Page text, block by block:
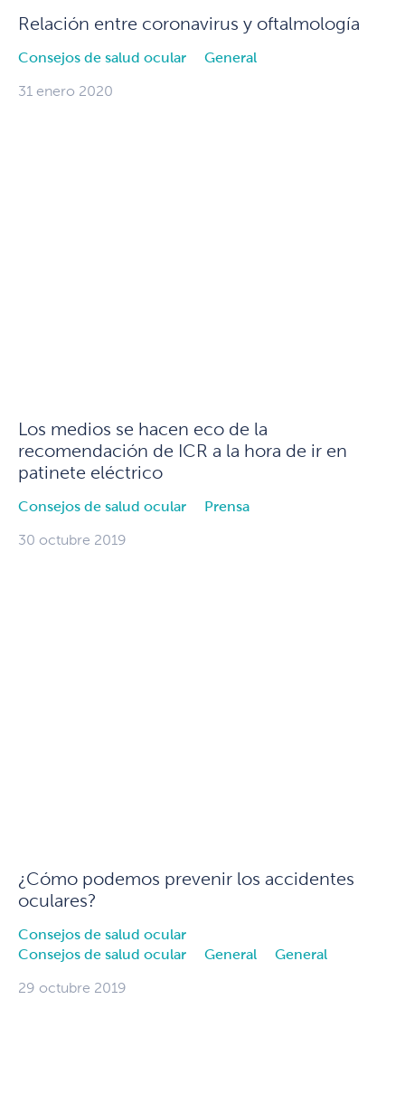
Relación entre coronavirus y oftalmología
Consejos de salud ocular General
31 enero 2020
Los medios se hacen eco de la
recomendación de ICR a la hora de ir en
patinete eléctrico
Consejos de salud ocular Prensa
30 octubre 2019
¿Cómo podemos prevenir los accidentes
oculares?
Consejos de salud ocular
Consejos de salud ocular
General General
29 octubre 2019